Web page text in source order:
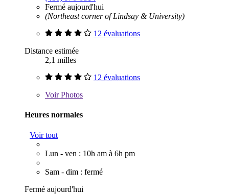
Fermé aujourd'hui
(Northeast corner of Lindsay & University)
12 évaluations
Distance estimée
2,1 milles
12 évaluations
VoirPhotos
Heures normales
Voir tout
Lun - ven : 10h am à 6h pm
Sam - dim : fermé
Fermé aujourd'hui